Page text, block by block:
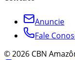
Anuncie
Fale
©2026 CBN